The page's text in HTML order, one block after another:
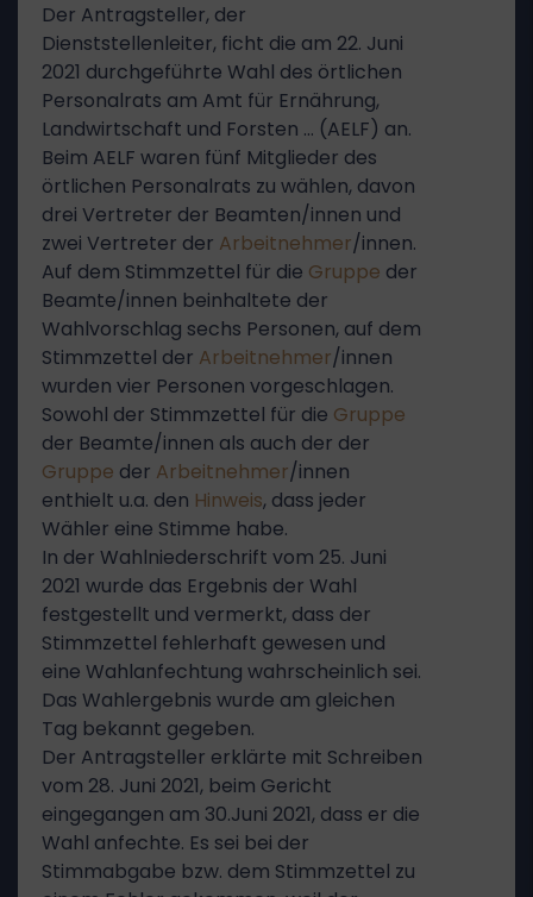
Der Antragsteller, der
Dienststellenleiter, ficht die am 22. Juni
2021 durchgeführte Wahl des örtlichen
Personalrats am Amt für Ernährung,
Landwirtschaft und Forsten … (AELF) an.
Beim AELF waren fünf Mitglieder des
örtlichen Personalrats zu wählen, davon
drei Vertreter der Beamten/innen und
zwei Vertreter der Arbeitnehmer/innen.
Auf dem Stimmzettel für die Gruppe der
Beamte/innen beinhaltete der
Wahlvorschlag sechs Personen, auf dem
Stimmzettel der Arbeitnehmer/innen
wurden vier Personen vorgeschlagen.
Sowohl der Stimmzettel für die Gruppe
der Beamte/innen als auch der der
Gruppe der Arbeitnehmer/innen
enthielt u.a. den Hinweis, dass jeder
Wähler eine Stimme habe.
In der Wahlniederschrift vom 25. Juni
2021 wurde das Ergebnis der Wahl
festgestellt und vermerkt, dass der
Stimmzettel fehlerhaft gewesen und
eine Wahlanfechtung wahrscheinlich sei.
Das Wahlergebnis wurde am gleichen
Tag bekannt gegeben.
Der Antragsteller erklärte mit Schreiben
vom 28. Juni 2021, beim Gericht
eingegangen am 30.Juni 2021, dass er die
Wahl anfechte. Es sei bei der
Stimmabgabe bzw. dem Stimmzettel zu